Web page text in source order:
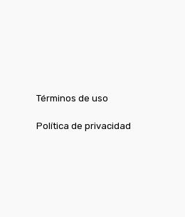
Términos de uso
Política de privacidad